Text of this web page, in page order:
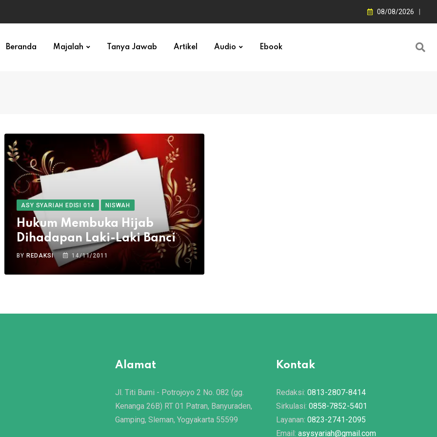
08/08/2026
Beranda Majalah Tanya Jawab Artikel Audio Ebook
ASY SYARIAH EDISI 014 NISWAH
Hukum Membuka Hijab
Dihadapan Laki-Laki Banci
BY REDAKSI 14/11/2011
Alamat
Jl. Titi Bumi - Potrojoyo 2 No. 082 (gg.
Kenanga 26B) RT 01 Patran, Banyuraden,
Gamping, Sleman, Yogyakarta 55599
Kontak
Redaksi: 0813-2807-8414
Sirkulasi: 0858-7852-5401
Layanan: 0823-2741-2095
Email: asysyariah@gmail.com